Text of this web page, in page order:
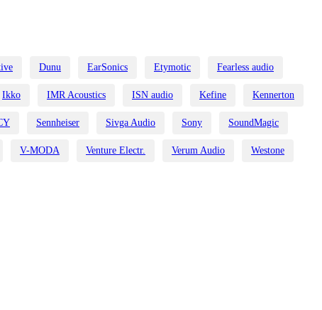
Dunu EarSonics Etymotic Fearless audio
Ikko IMR Acoustics ISN audio Kefine Kennerton
Sennheiser Sivga Audio Sony SoundMagic
V-MODA Venture Electr. Verum Audio Westone